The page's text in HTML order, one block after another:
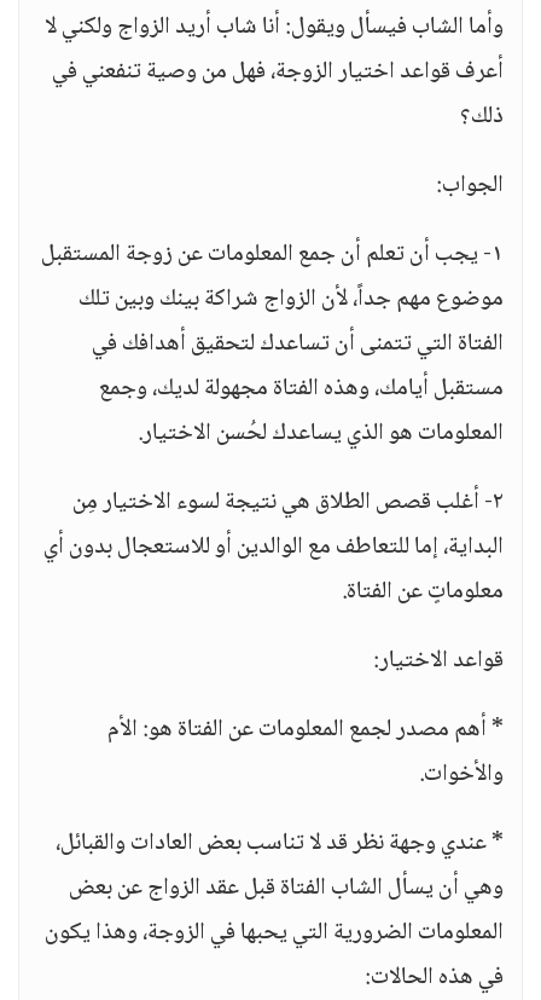
وأما الشاب فيسأل ويقول: أنا شاب أريد الزواج ولكني لا
أعرف قواعد اختيار الزوجة، فهل من وصية تنفعني في
ذلك؟
الجواب:
١- يجب أن تعلم أن جمع المعلومات عن زوجة المستقبل
موضوع مهم جداً، لأن الزواج شراكة بينك وبين تلك
الفتاة التي تتمنى أن تساعدك لتحقيق أهدافك في
مستقبل أيامك، وهذه الفتاة مجهولة لديك، وجمع
المعلومات هو الذي يساعدك لحُسن الاختيار.
٢- أغلب قصص الطلاق هي نتيجة لسوء الاختيار مِن
البداية، إما للتعاطف مع الوالدين أو للاستعجال بدون أي
معلوماتٍ عن الفتاة.
قواعد الاختيار:
* أهم مصدر لجمع المعلومات عن الفتاة هو: الأم
والأخوات.
* عندي وجهة نظر قد لا تناسب بعض العادات والقبائل،
وهي أن يسأل الشاب الفتاة قبل عقد الزواج عن بعض
المعلومات الضرورية التي يحبها في الزوجة، وهذا يكون
في هذه الحالات: